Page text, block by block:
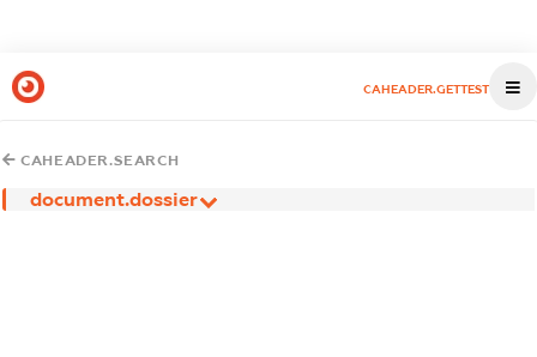
CAHEADER.GETTEST
CAHEADER.SEARCH
document.dossier